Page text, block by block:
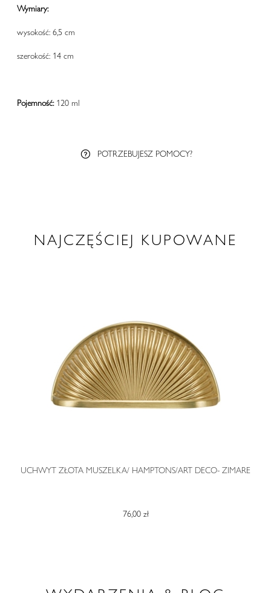
Wymiary:
wysokość: 6,5 cm
szerokość: 14 cm
Pojemność: 120 ml
POTRZEBUJESZ POMOCY?
NAJCZĘŚCIEJ KUPOWANE
UCHWYT ZŁOTA MUSZELKA/ HAMPTONS/ART DECO- ZIMARE
76,00 zł